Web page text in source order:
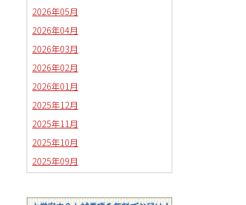
2026年05月
2026年04月
2026年03月
2026年02月
2026年01月
2025年12月
2025年11月
2025年10月
2025年09月
2025年07月